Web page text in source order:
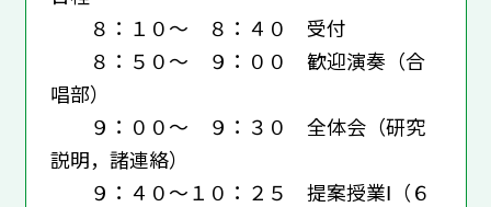
８：１０～ ８：４０ 受付
８：５０～ ９：００ 歓迎演奏（合
唱部）
９：００～ ９：３０ 全体会（研究
説明，諸連絡）
９：４０～１０：２５ 提案授業Ⅰ（６